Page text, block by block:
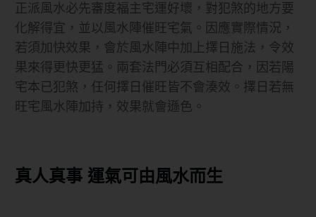
正派風水必先審度福主宅運好壞，對犯煞的地方要
化解得宜，並以風水陣催旺宅氣。因應實際情況，
若須加快效果，會於風水陣中加上擇日施法，令效
果來得更快更猛。兩套法門必須互相配合，因若陽
宅本已犯煞，任何擇日催旺皆不會湊效。擇日若無
旺宅風水陣加持，效果就會遜色。
真人真事 運氣可由風水而生